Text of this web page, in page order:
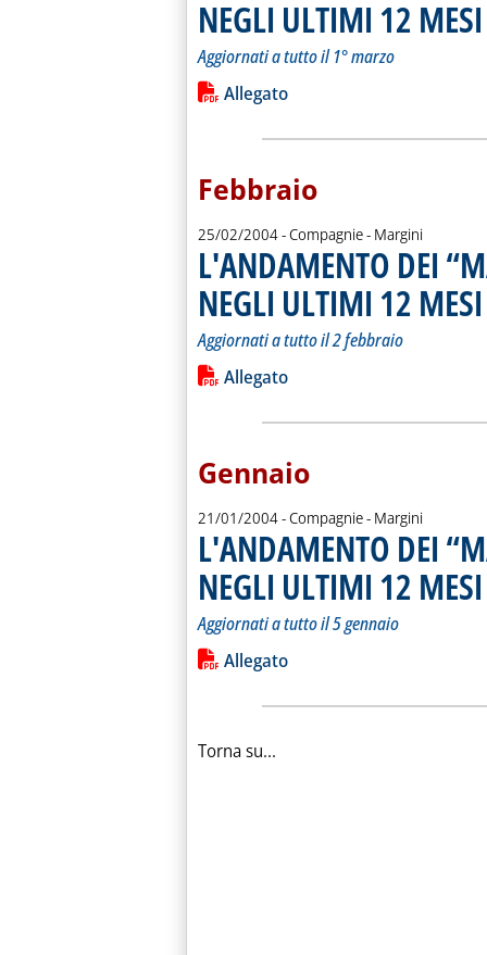
NEGLI ULTIMI 12 MESI
Aggiornati a tutto il 1° marzo
Leggi tutta la notizia: 'L'ANDAMENTO
Lista allegati PDF alla notizia
Allegato
Febbraio
25/02/2004- Compagnie - Margini
L'ANDAMENTO DEI
NEGLI ULTIMI 12 MESI
Aggiornati a tutto il 2 febbraio
Leggi tutta la notizia: 'L'ANDAMENTO
Lista allegati PDF alla notizia
Allegato
Gennaio
21/01/2004- Compagnie - Margini
L'ANDAMENTO DEI
NEGLI ULTIMI 12 MESI
Aggiornati a tutto il 5 gennaio
Leggi tutta la notizia: 'L'ANDAMENTO
Lista allegati PDF alla notizia
Allegato
Torna su...